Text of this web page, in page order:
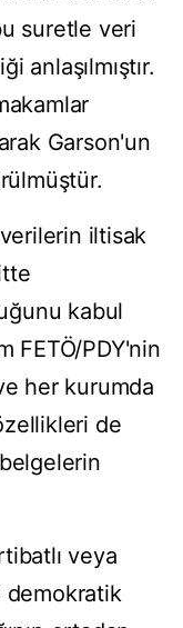
suretle veri
anlaşılmıştır.
Garson'un
iltisak
kabul
FETÖ/PDY'nin
her kurumda
de
veya
demokratik